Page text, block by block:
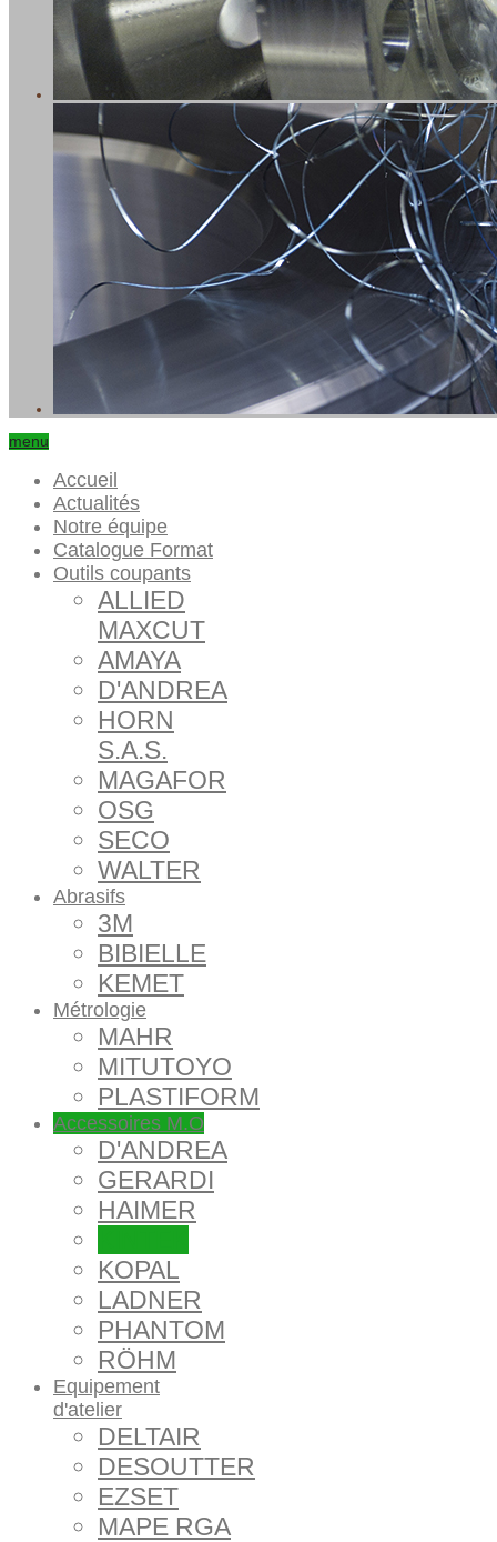
menu
Accueil
Actualités
Notre équipe
Catalogue Format
Outils coupants
ALLIED
MAXCUT
AMAYA
D'ANDREA
HORN
S.A.S.
MAGAFOR
OSG
SECO
WALTER
Abrasifs
3M
BIBIELLE
KEMET
Métrologie
MAHR
MITUTOYO
PLASTIFORM
Accessoires M.O
D'ANDREA
GERARDI
HAIMER
KOPAL
LADNER
PHANTOM
RÖHM
Equipement
d'atelier
DELTAIR
DESOUTTER
EZSET
MAPE RGA